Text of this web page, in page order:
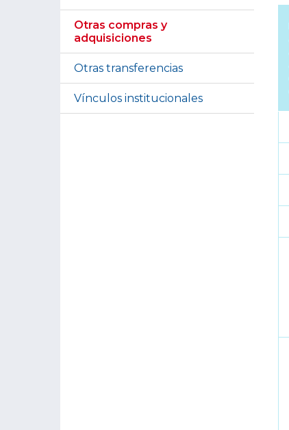
Otras compras y
adquisiciones
Otras transferencias
Vínculos institucionales